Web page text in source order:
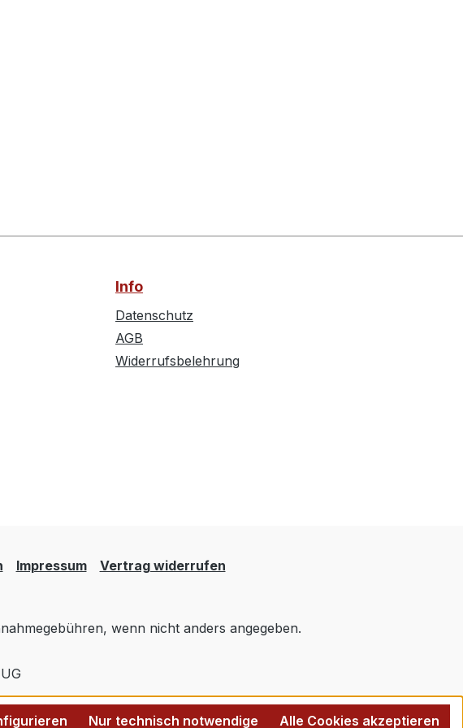
Info
Datenschutz
AGB
Widerrufsbelehrung
Impressum Vertrag widerrufen
wenn nicht anders angegeben.
Nur technisch notwendige Alle Cookies akzeptieren